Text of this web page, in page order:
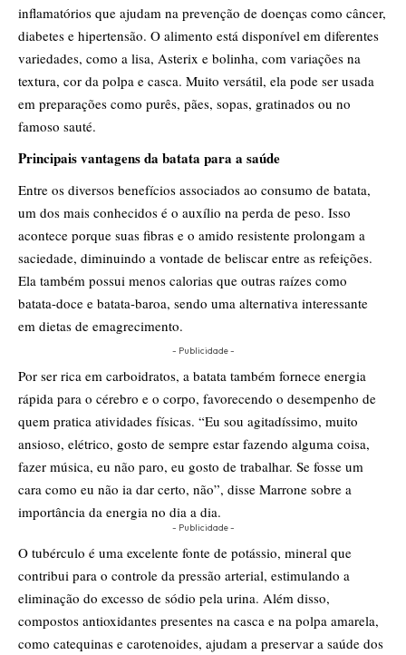
inflamatórios que ajudam na prevenção de doenças como câncer,
diabetes e hipertensão. O alimento está disponível em diferentes
variedades, como a lisa, Asterix e bolinha, com variações na
textura, cor da polpa e casca. Muito versátil, ela pode ser usada
em preparações como purês, pães, sopas, gratinados ou no
famoso sauté.
Principais vantagens da batata para a saúde
Entre os diversos benefícios associados ao consumo de batata,
um dos mais conhecidos é o auxílio na perda de peso. Isso
acontece porque suas fibras e o amido resistente prolongam a
saciedade, diminuindo a vontade de beliscar entre as refeições.
Ela também possui menos calorias que outras raízes como
batata-doce e batata-baroa, sendo uma alternativa interessante
em dietas de emagrecimento.
- Publicidade -
Por ser rica em carboidratos, a batata também fornece energia
rápida para o cérebro e o corpo, favorecendo o desempenho de
quem pratica atividades físicas. “Eu sou agitadíssimo, muito
ansioso, elétrico, gosto de sempre estar fazendo alguma coisa,
fazer música, eu não paro, eu gosto de trabalhar. Se fosse um
cara como eu não ia dar certo, não”, disse Marrone sobre a
importância da energia no dia a dia.
- Publicidade -
O tubérculo é uma excelente fonte de potássio, mineral que
contribui para o controle da pressão arterial, estimulando a
eliminação do excesso de sódio pela urina. Além disso,
compostos antioxidantes presentes na casca e na polpa amarela,
como catequinas e carotenoides, ajudam a preservar a saúde dos